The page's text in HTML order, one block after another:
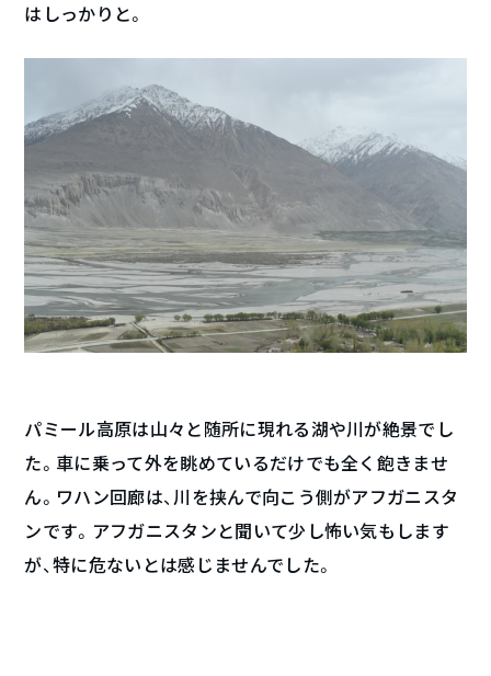
はしっかりと。
パミール高原は山々と随所に現れる湖や川が絶景でし
た。車に乗って外を眺めているだけでも全く飽きませ
ん。ワハン回廊は、川を挟んで向こう側がアフガニスタ
ンです。アフガニスタンと聞いて少し怖い気もします
が、特に危ないとは感じませんでした。